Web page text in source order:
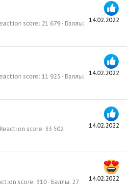
14.02.2022
score 21 679
Баллы
14.02.2022
score 11 925
Баллы
14.02.2022
Reaction score 33 502
14.02.2022
score 310 Баллы 27